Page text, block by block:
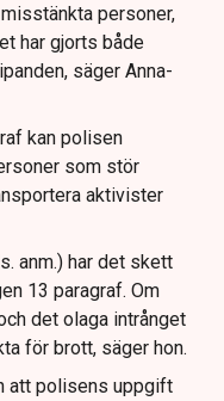
personer,
har gjorts både
säger Anna-
kan polisen
som stör
aktivister
anm.) har det skett
13 paragraf. Om
det olaga intrånget
för brott, säger hon.
att polisens uppgift